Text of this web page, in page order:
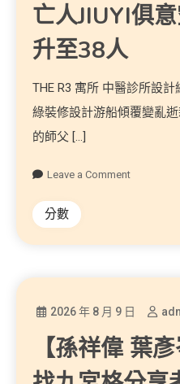
亡人JIUYI俱
升至38人
THE R3 寓所 中醫診所設
綠裝修設計游船傾覆變亂
的師父 […]
Leave a Comment
分數
2026 年 8 月 9 日
【孫祥偉 葉